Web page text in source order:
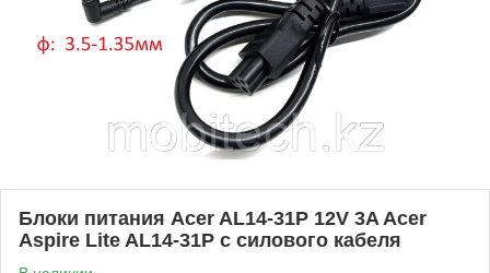
Блоки питания Acer AL14-31P 12V 3A Acer
Aspire Lite AL14-31P c силового кабеля